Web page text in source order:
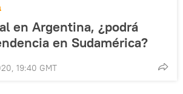
en Argentina, ¿podrá
en Sudamérica?
19:40 GMT